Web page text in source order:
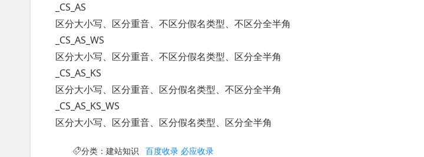
_CS_AS
区分大小写、区分重音、不区分假名类型、不区分全半角
_CS_AS_WS
区分大小写、区分重音、不区分假名类型、区分全半角
_CS_AS_KS
区分大小写、区分重音、区分假名类型、不区分全半角
_CS_AS_KS_WS
区分大小写、区分重音、区分假名类型、区分全半角
分类： 建站知识 百度收录 必应收录